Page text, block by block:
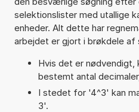
selektionslister med utallige
enheder. Alt dette har
arbejdet er gjort i brøkdele af
Hvis det er
bestemt antal
I stedet for '4^3' kan
3'.